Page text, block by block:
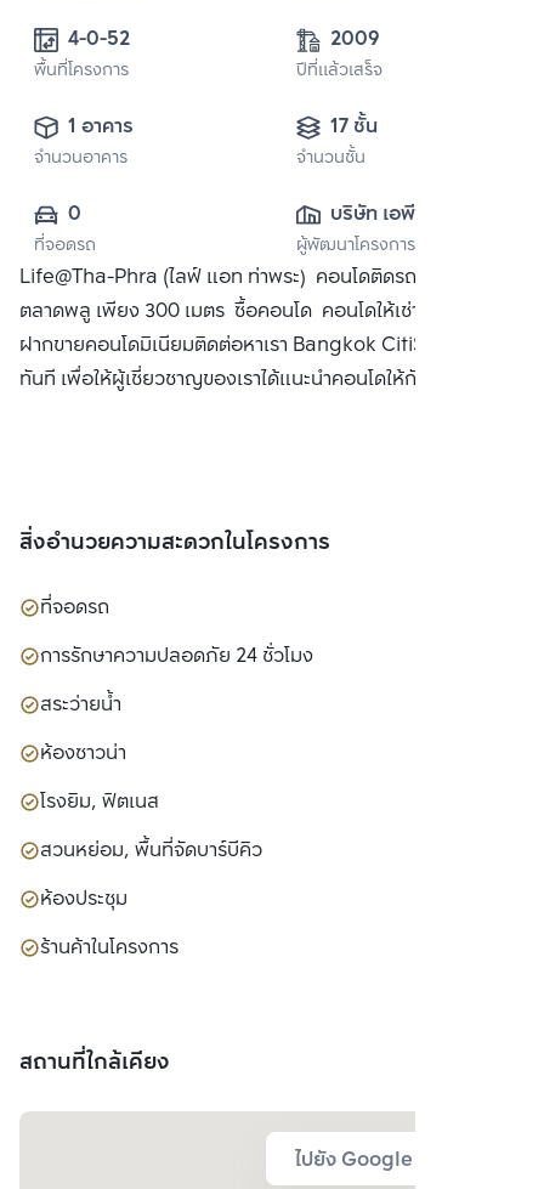
พื้นที่โครงการ
2009
ปีที่แล้วเสร็จ
1 อาคาร
จำนวนอาคาร
17 ชั้น
จำนวนชั้น
0
ที่จอดรถ
บริษัท เอพี (ไทย
แลนด์)
จำกัด(มหาชน)
ผู้พัฒนาโครงการ
Life@Tha-Phra (ไลฟ์ แอท ท่าพระ) คอนโดติดรถไฟฟ้า BTS
ตลาดพลู เพียง 300 เมตร ซื้อคอนโด คอนโดให้เช่า พร้อมทั้ง
ฝากขายคอนโดมิเนียมติดต่อหาเรา Bangkok CitiSmart ได้
ทันที เพื่อให้ผู้เชี่ยวชาญของเราได้แนะนำคอนโดให้กับท่าน
สิ่งอำนวยความสะดวกในโครงการ
ที่จอดรถ
การรักษาความปลอดภัย 24 ชั่วโมง
สระว่ายน้ำ
ห้องซาวน่า
โรงยิม, ฟิตเนส
สวนหย่อม, พื้นที่จัดบาร์บีคิว
ห้องประชุม
ร้านค้าในโครงการ
สถานที่ใกล้เคียง
ไปยัง Google Map